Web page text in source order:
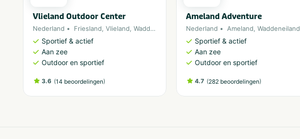
Vlieland Outdoor Center
Nederland Friesland, Vlieland, Waddeneiland Noordzee
Sportief & actief
Aan zee
Outdoor en sportief
3.6 (14 beoordelingen)
Ameland Adventure
Nederland Ameland, Waddeneiland
Sportief & actief
Aan zee
Outdoor en sportief
4.7 (282 beoordelingen)